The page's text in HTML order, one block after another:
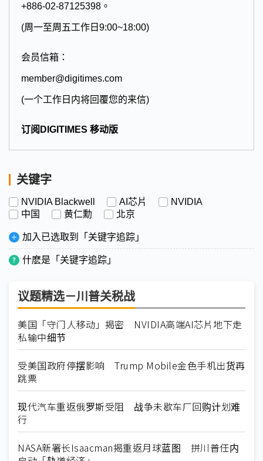
+886-02-87125398。
(周一至周五工作日9:00~18:00)
会员信箱：
member@digitimes.com
(一个工作日内将回覆您的来信)
订阅DIGITIMES 移动版
关键字
NVIDIA Blackwell AI芯片
NVIDIA
中国
黄仁勳 北京
加入已选取到「关键字追踪」
什麽是「关键字追踪」
议题精选－川普关税战
美国「守门人移动」揭密 NVIDIA高端AI芯片地下走
私输中细节
受美国政府停摆影响 Trump Mobile金色手机出货再
跳票
现代汽车重返俄罗斯受阻 战争未歇车厂回购计划难
行
NASA新署长Isaacman揭重返月球蓝图 拼川普任内